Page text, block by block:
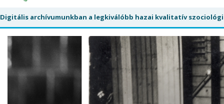
Digitális archívumunkban a legkiválóbb hazai kvalitatív